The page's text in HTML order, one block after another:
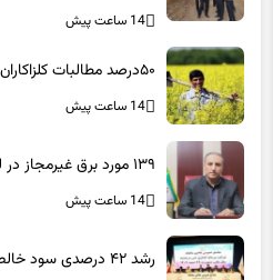
14 ساعت پیش
۵۰درصد مطالبات کلزاکاران استان قزوین پرداخت شد
14 ساعت پیش
۱۳۹ مورد برق غیرمجاز در لرستان شناسایی و جمع‌آوری شد
14 ساعت پیش
رشد ۴۲ درصدی سود خالص مس سرچشمه در سال ۱۴۰۴